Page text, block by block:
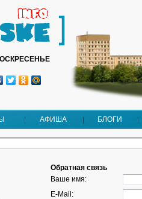
АФИША БЛОГИ
Обратная связь
Ваше имя:
E-Mail: